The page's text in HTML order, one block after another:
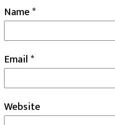
Name*
Email*
Website